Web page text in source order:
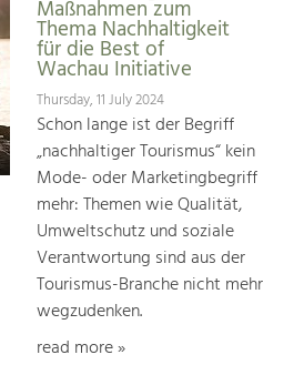
Maßnahmen zum
Thema Nachhaltigkeit
für die Best of
Wachau Initiative
Thursday, 11 July 2024
Schon lange ist der Begriff
„nachhaltiger Tourismus“ kein
Mode- oder Marketingbegriff
mehr: Themen wie Qualität,
Umweltschutz und soziale
Verantwortung sind aus der
Tourismus-Branche nicht mehr
wegzudenken.
read more »